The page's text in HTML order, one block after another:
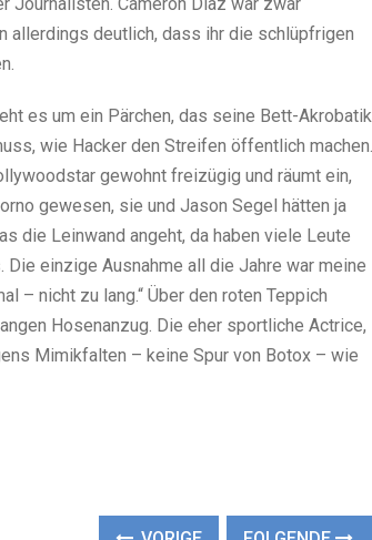
deutlich, dass ihr die schlüpfrigen
es um ein Pärchen, das seine Bett-Akrobatik
wie Hacker den Streifen öffentlich machen.
gewohnt freizügig und räumt ein,
gewesen, sie und Jason Segel hätten ja
die Leinwand angeht, da haben viele Leute
einzige Ausnahme all die Jahre war meine
– nicht zu lang.“ Über den roten Teppich
Hosenanzug. Die eher sportliche Actrice,
Mimikfalten – keine Spur von Botox – wie